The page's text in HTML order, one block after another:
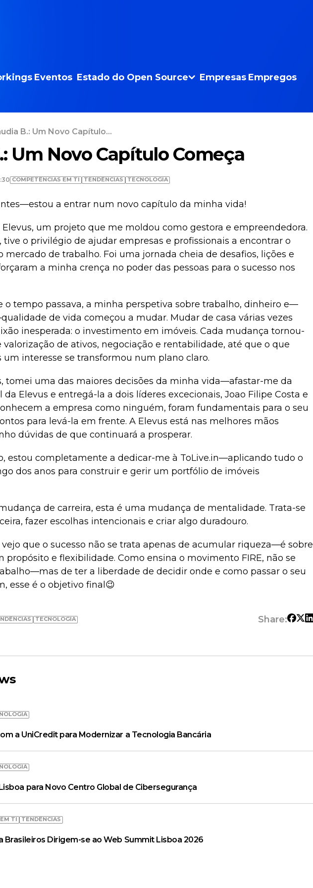
Eventos Estado do Open Source Empresas Empregos
B.: Um Novo Capítulo...
Um Novo Capítulo Começa
COMPETÊNCIAS EM TI TENDÊNCIAS TECNOLOGIA
a entrar num novo capítulo da minha vida!
um projeto que me moldou como gestora e empreendedora.
tive o privilégio de ajudar empresas e profissionais a encontrar o
mercado de trabalho. Foi uma jornada cheia de desafios, lições e
a minha crença no poder das pessoas para o sucesso nos
o tempo passava, a minha perspetiva sobre trabalho, dinheiro e—
de vida começou a mudar. Mudar de casa várias vezes
inesperada: o investimento em imóveis. Cada mudança tornou-
valorização de ativos, negociação e rentabilidade, até que o que
um interesse se transformou num plano claro.
tomei uma das maiores decisões da minha vida—afastar-me da
da Elevus e entregá-la a dois líderes excecionais, Joao Filipe Costa e
a empresa como ninguém, foram fundamentais para o seu
para levá-la em frente. A Elevus está nas melhores mãos
dúvidas de que continuará a prosperar.
estou completamente a dedicar-me à ToLive.in—aplicando tudo o
dos anos para construir e gerir um portfólio de imóveis
de carreira, esta é uma mudança de mentalidade. Trata-se
fazer escolhas intencionais e criar algo duradouro.
que o sucesso não se trata apenas de acumular riqueza—é sobre
propósito e flexibilidade. Como ensina o movimento FIRE, não se
de ter a liberdade de decidir onde e como passar o seu
esse é o objetivo final😉
TECNOLOGIA Share:
a UniCredit para Modernizar a Tecnologia Bancária
para Novo Centro Global de Cibersegurança
TI TENDÊNCIAS
Brasileiros Dirigem-se ao Web Summit Lisboa 2026